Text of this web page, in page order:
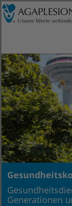
Generationen